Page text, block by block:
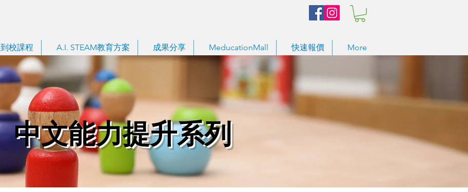
到校課程 A.I. STEAM教育方案 成果分享 MeducationMall 快速報價 More
中文能力提升系列